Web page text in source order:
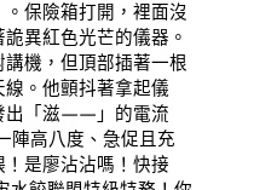
保險箱打開，裡面沒
異紅色光芒的儀器。
機，但頂部插著一根
。他顫抖著拿起儀
出「滋——」的電流
陣高八度、急促且充
是廖沾沾嗎！快接